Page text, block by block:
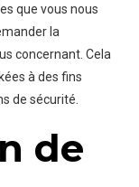
que vous nous
la
concernant. Cela
à des fins
de sécurité.
de